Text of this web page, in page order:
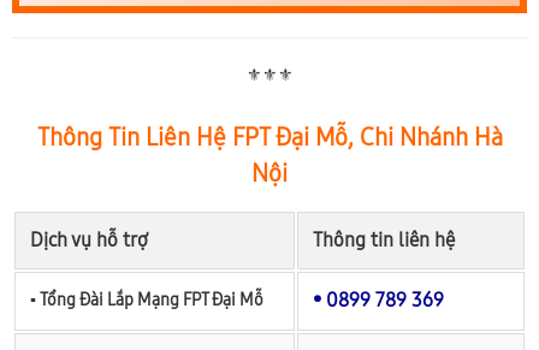
⚜️⚜️⚜️
Thông Tin Liên Hệ FPT Đại Mỗ, Chi Nhánh Hà
Nội
Dịch vụ hỗ trợ Thông tin liên hệ
▪︎ Tổng Đài Lắp Mạng FPT Đại Mỗ • 0899 789 369